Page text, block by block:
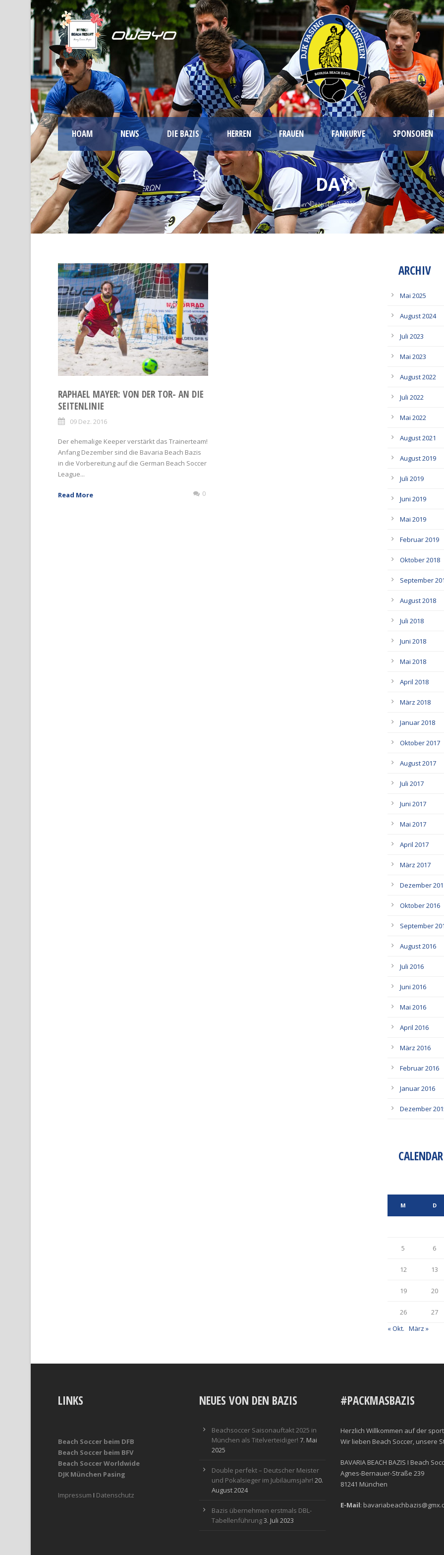
HOAM NEWS DIE BAZIS HERREN FRAUEN FANKURVE SPONSOREN
DAY
Dezember 9, 2016
RAPHAEL MAYER: VON DER TOR- AN DIE
SEITENLINIE
09 Dez. 2016
Der ehemalige Keeper verstärkt das Trainerteam!
Anfang Dezember sind die Bavaria Beach Bazis
in die Vorbereitung auf die German Beach Soccer
League...
Read More 0
ARCHIV
Mai 2025
August 2024
Juli 2023
Mai 2023
August 2022
Juli 2022
Mai 2022
August 2021
August 2019
Juli 2019
Juni 2019
Mai 2019
Februar 2019
Oktober 2018
September
August 2018
Juli 2018
Juni 2018
Mai 2018
April 2018
März 2018
Januar 2018
Oktober 2017
August 2017
Juli 2017
Juni 2017
Mai 2017
April 2017
März 2017
Dezember
Oktober 2016
September
August 2016
Juli 2016
Juni 2016
Mai 2016
April 2016
März 2016
Februar 2016
Januar 2016
Dezember
CALENDAR
M D
5 6
12 13
19 20
26
27
« Okt. März »
LINKS
Beach Soccer beim DFB
Beach Soccer beim BFV
Beach Soccer Worldwide
DJK München Pasing
Impressum I Datenschutz
NEUES VON DEN BAZIS
Beachsoccer Saisonauftakt 2025 in
München als Titelverteidiger! 7. Mai
2025
Double perfekt – Deutscher Meister
und Pokalsieger im Jubiläumsjahr! 20.
August 2024
Bazis übernehmen erstmals DBL-
Tabellenführung3. Juli 2023
#PACKMASBAZIS
Herzlich Willkommen auf der
Wir lieben Beach Soccer, unsere
BAVARIA BEACH BAZIS I Beach
Agnes-Bernauer-Straße 239
81241 München
E-Mail: